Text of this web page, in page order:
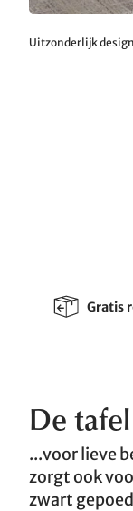
Uitzonderlijk
Gratis
De
...voor lieve
zorgt ook
zwart